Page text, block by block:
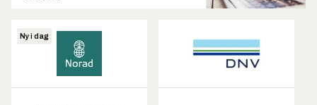
Ny i dag